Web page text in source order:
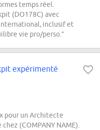
temps réel.
(DO178C) avec
inclusif et
vie pro/perso.”
expérimenté
pour un Architecte
(COMPANY NAME).